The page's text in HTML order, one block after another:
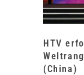
HTV
(China)